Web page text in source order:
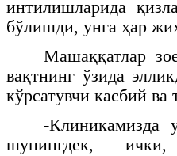
интилишларида
бўлишди, унга ҳар
Машаққатлар
вақтнинг ўзида
кўрсатувчи касбий
-Клиникамизда
шунингдек,